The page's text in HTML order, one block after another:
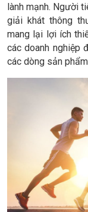
lành mạnh. Người
giải khát thông
mang lại lợi ích
các doanh nghiệp
các dòng sản